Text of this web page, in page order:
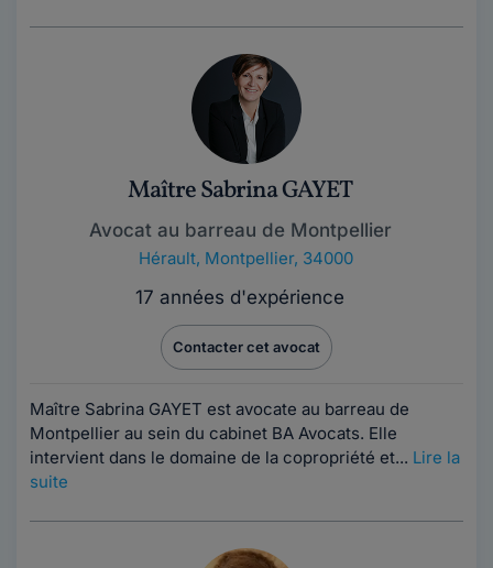
Maître Sabrina GAYET
Avocat au barreau de Montpellier
Hérault, Montpellier, 34000
17 années d'expérience
Contacter cet avocat
Maître Sabrina GAYET est avocate au barreau de
Montpellier au sein du cabinet BA Avocats. Elle
intervient dans le domaine de la copropriété et... Lire la
suite